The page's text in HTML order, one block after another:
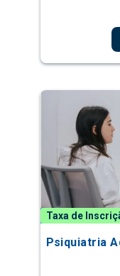
Taxa de
Psiquiatria